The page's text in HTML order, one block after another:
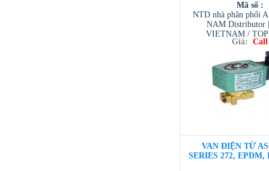
Mã số :
NTD nhà phân phối
NAM Distributor
VIETNAM /
VIETNAM /
/ TESCOM
Giá: Call
VAN ĐIỆN TỪ
SERIES 272, EPDM,